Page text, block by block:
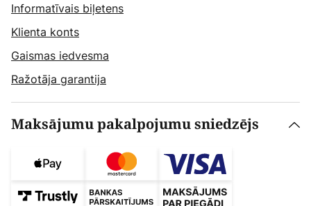
Informatīvais biļetens
Klienta konts
Gaismas iedvesma
Ražotāja garantija
Maksājumu pakalpojumu sniedzējs